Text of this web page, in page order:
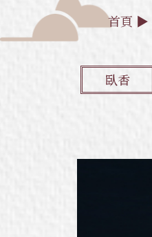
首頁 ▶
臥香